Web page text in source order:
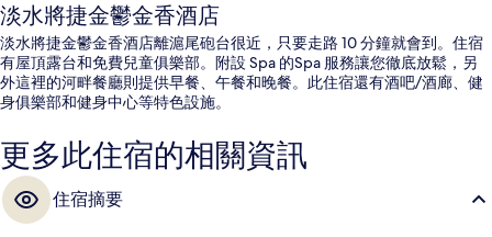
淡水將捷金鬱金香酒店
淡水將捷金鬱金香酒店離滬尾砲台很近，只要走路 10 分鐘就會到。住宿
有屋頂露台和免費兒童俱樂部。附設 Spa 的Spa 服務讓您徹底放鬆，另
外這裡的河畔餐廳則提供早餐、午餐和晚餐。此住宿還有酒吧/酒廊、健
身俱樂部和健身中心等特色設施。
更多此住宿的相關資訊
住宿摘要